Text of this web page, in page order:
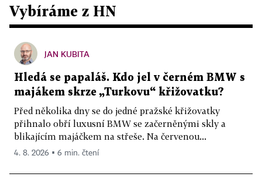
Vybíráme z HN
JAN KUBITA
Hledá se papaláš. Kdo jel v černém BMW s
majákem skrze „Turkovu“ křižovatku?
Před několika dny se do jedné pražské křižovatky
přihnalo obří luxusní BMW se začerněnými skly a
blikajícím majáčkem na střeše. Na červenou...
4. 8. 2026 ▪ 6 min. čtení